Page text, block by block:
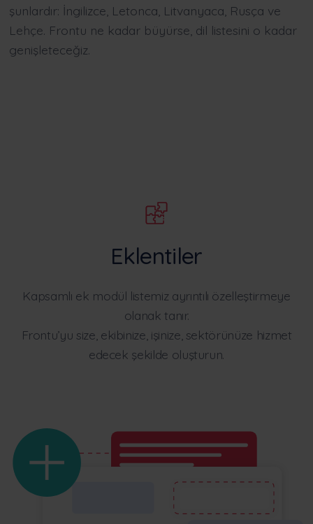
şunlardır: İngilizce, Letonca, Litvanyaca, Rusça ve
Lehçe. Frontu ne kadar büyürse, dil listesini o kadar
genişleteceğiz.
Eklentiler
Kapsamlı ek modül listemiz ayrıntılı özelleştirmeye
olanak tanır.
Frontu’yu size, ekibinize, işinize, sektörünüze hizmet
edecek şekilde oluşturun.